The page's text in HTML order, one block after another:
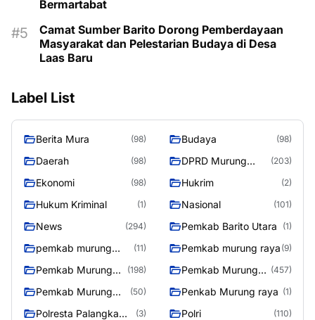
Bermartabat
Camat Sumber Barito Dorong Pemberdayaan
Masyarakat dan Pelestarian Budaya di Desa
Laas Baru
Label List
Berita Mura (98) Budaya (98)
Daerah (98)
DPRD Murung
(203)
Ekonomi (98) Hukrim (2)
Hukum Kriminal (1) Nasional (101)
News (294) Pemkab Barito Utara (1)
pemkab murung
(11) Pemkab murung raya (9)
Pemkab Murung
(198)
Pemkab Murung
(457)
Pemkab Murung
(50) Penkab Murung raya (1)
Polresta Palangka
(3) Polri (110)